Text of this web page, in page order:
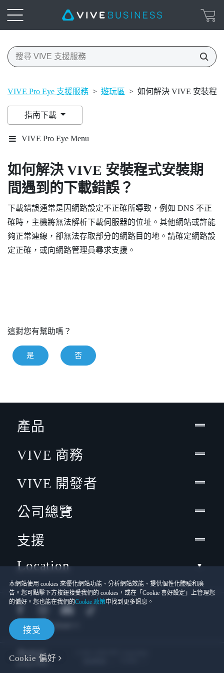
VIVE Pro Eye 支援服務 > 遊玩區 > 如何解決 VIVE 安裝程
指南下載
VIVE Pro Eye Menu
如何解決 VIVE 安裝程式安裝期
間遇到的下載錯誤？
下載錯誤通常是因網路設定不正確所導致，例如 DNS 不正
確時，主機將無法解析下載伺服器的位址。其他網站或許能
夠正常連線，卻無法存取部分的網路目的地。請確定網路設
定正確，或向網路管理員尋求支援。
這對您有幫助嗎？
是 否
本網站使用 cookies 來優化網站功能、分析網站效能、提供個性化體驗和廣
告。您可點擊下方按鈕接受我們的 cookies，或在「Cookie 喜好設定」上管理您
的偏好。您也能在我們的Cookie 政策中找到更多訊息。
接受
Cookie 偏好
產品
VIVE 商務
VIVE 開發者
公司總覽
支援
Location